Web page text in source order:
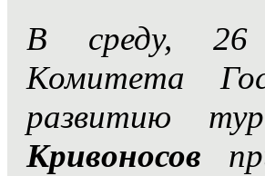
В среду, 26
Комитета
развитию
Кривоносов